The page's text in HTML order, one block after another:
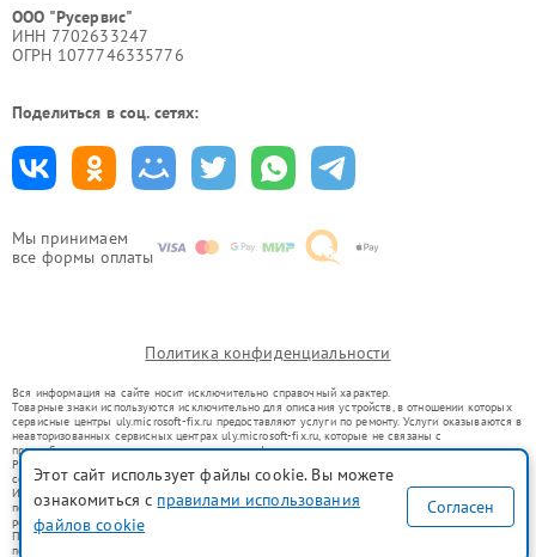
Мы принимаем
все формы оплаты
ООО "Русервис"
ИНН 7702633247
ОГРН 1077746335776
Поделиться в соц. сетях:
Политика конфиденциальности
Вся информация на сайте носит исключительно справочный характер.
Товарные знаки используются исключительно для описания устройств, в отношении которых
сервисные центры uly.microsoft-fix.ru предоставляют услуги по ремонту. Услуги оказываются в
неавторизованных сервисных центрах uly.microsoft-fix.ru, которые не связаны с
правообладателями товарных знаков или их официальными представителями.
Ремонт осуществляется для устройств, уже введенных в гражданский оборот в соответствии
со статьей 1487 ГК РФ.
Использование товарных знаков не преследует цели индивидуализации услуг или введения
потребителей в заблуждение, а служит для информирования о предоставляемых услугах по
ремонту техники указанных брендов.
Представленная на сайте информация не является публичной офертой, определяемой
положениями Статьи 437(2) Гражданского кодекса РФ
Этот сайт использует файлы cookie. Вы можете
ознакомиться с правилами использования
файлов cookie
Согласен